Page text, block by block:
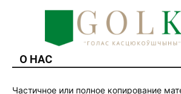
О НАС
Частичное или полное копирование